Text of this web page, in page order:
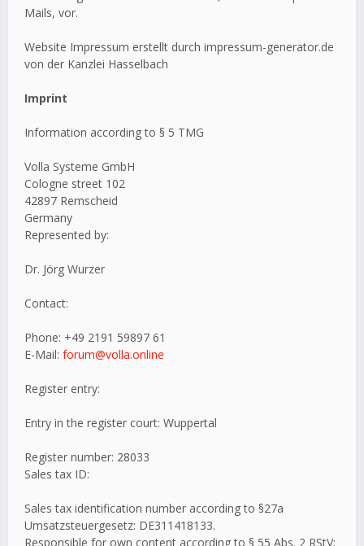
Mails, vor.
Website Impressum erstellt durch impressum-generator.de
von der Kanzlei Hasselbach
Imprint
Information according to § 5 TMG
Volla Systeme GmbH
Cologne street 102
42897 Remscheid
Germany
Represented by:
Dr. Jörg Wurzer
Contact:
Phone: +49 2191 59897 61
E-Mail: forum@volla.online
Register entry:
Entry in the register court: Wuppertal
Register number: 28033
Sales tax ID:
Sales tax identification number according to §27a
Umsatzsteuergesetz: DE311418133.
Responsible for own content according to § 55 Abs. 2 RStV: